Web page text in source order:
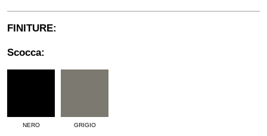
FINITURE:
Scocca:
NERO GRIGIO